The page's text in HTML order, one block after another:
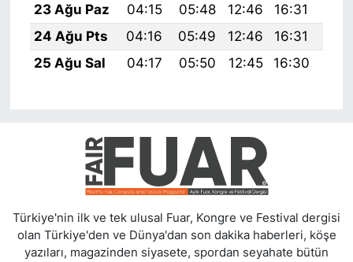
23 Ağu Paz
04:15 05:48 12:46 16:31
24 Ağu Pts
04:16 05:49 12:46 16:31
25 Ağu Sal
04:17 05:50 12:45 16:30
Türkiye'nin ilk ve tek ulusal Fuar, Kongre ve Festival dergisi
olan Türkiye'den ve Dünya'dan son dakika haberleri, köşe
yazıları, magazinden siyasete, spordan seyahate bütün